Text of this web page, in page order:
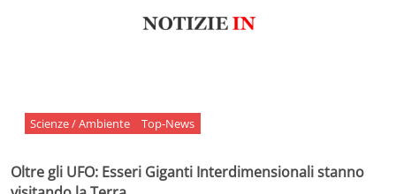
Scienze / Ambiente Top-News
Oltre gli UFO: Esseri Giganti Interdimensionali stanno